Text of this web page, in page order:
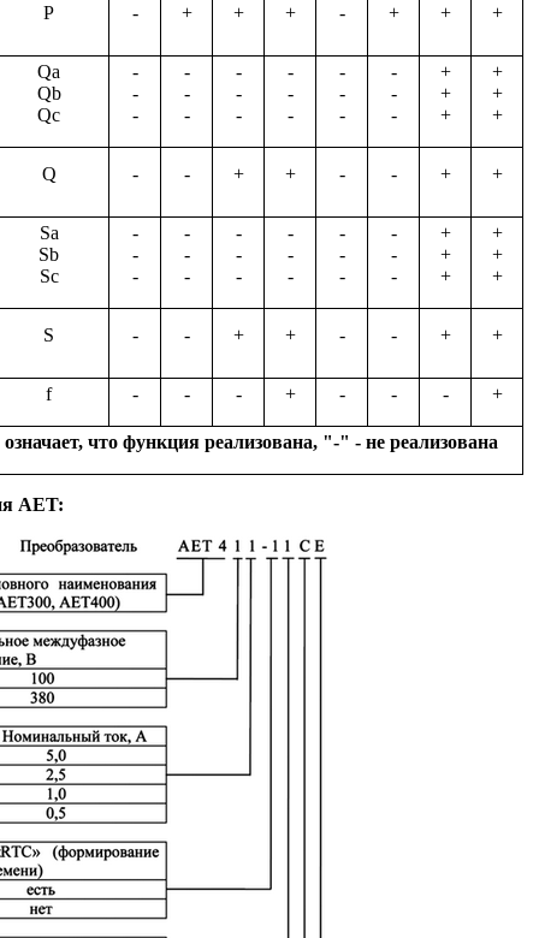
P - + + + - + + +
Qa
Qb
Qc
-
-
-
-
-
-
-
-
-
-
-
-
-
-
-
-
-
-
+
+
+
+
+
+
Q - - + + - - + +
Sa
Sb
Sc
-
-
-
-
-
-
-
-
-
-
-
-
-
-
-
-
-
-
+
+
+
+
+
+
S - - + + - - + +
f - - - + - - - +
что функция реализована, "-" - не реализована
AET: